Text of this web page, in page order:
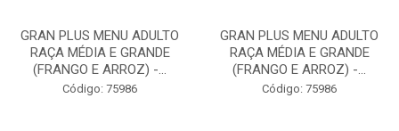
GRAN PLUS MENU ADULTO
RAÇA MÉDIA E GRANDE
(FRANGO E ARROZ) -...
Código: 75986
GRAN PLUS MENU ADULTO
RAÇA MÉDIA E GRANDE
(FRANGO E ARROZ) -...
Código: 75986